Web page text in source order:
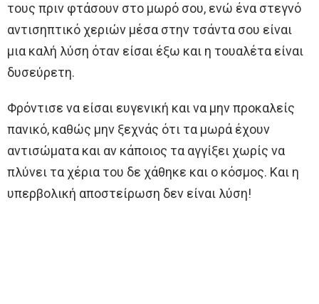
τους πριν φτάσουν στο μωρό σου, ενώ ένα στεγνό
αντισηπτικό χεριών μέσα στην τσάντα σου είναι
μια καλή λύση όταν είσαι έξω και η τουαλέτα είναι
δυσεύρετη.
Φρόντισε να είσαι ευγενική και να μην προκαλείς
πανικό, καθώς μην ξεχνάς ότι τα μωρά έχουν
αντισώματα και αν κάποιος τα αγγίξει χωρίς να
πλύνει τα χέρια του δε χάθηκε και ο κόσμος. Και η
υπερβολική αποστείρωση δεν είναι λύση!